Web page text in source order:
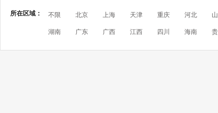
所在区域： 不限 北京 上海 天津 重庆 河北
湖南 广东 广西 江西 四川 海南